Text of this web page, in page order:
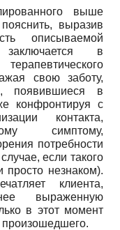
выше
выразив
описываемой
заключается в
свою заботу,
появившиеся в
конфронтируя с
контакта,
симптому,
потребности
если такого
просто незнаком).
клиента,
выраженную
в этот момент
произошедшего.